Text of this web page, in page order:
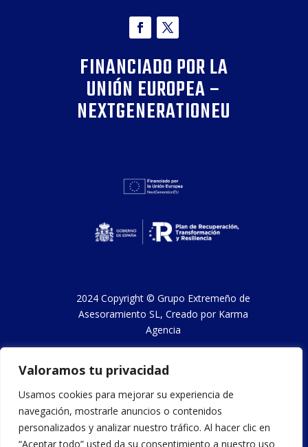
Valoramos tu privacidad
Usamos cookies para mejorar su experiencia de
navegación, mostrarle anuncios o contenidos
personalizados y analizar nuestro tráfico. Al hacer clic en
“Aceptar todo” usted da su consentimiento a nuestro uso
FINANCIADO POR LA
UNIÓN EUROPEA –
NEXTGENERATIONEU
2024 Copyright © Grupo Extremeño de
Asesoramiento SL, Creado por Karma
Agencia
Política de privacidad